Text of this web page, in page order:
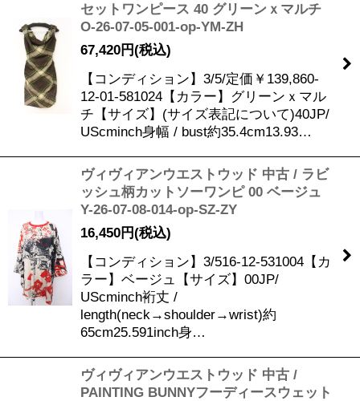
セットワンピース 40 グリーンｘマルチ
O-26-07-05-001-op-YM-ZH
67,420円(税込)
【コンディション】3/5/定価￥139,860-
12-01-581024【カラー】グリーンｘマル
チ【サイズ】(サイズ表記について)40JP/
UScminch身幅 / bust約35.4cm13.93…
ヴィヴィアンウエストウッド 中古 / ラビ
ッシュ柄カットソーワンピ 00 ベージュ
Y-26-07-08-014-op-SZ-ZY
16,450円(税込)
【コンディション】3/516-12-531004【カ
ラー】ベージュ【サイズ】00JP/
UScminch裄丈 /
length(neck→shoulder→wrist)約
65cm25.591inch身…
ヴィヴィアンウエストウッド 中古 /
PAINTING BUNNYフーディースウェット